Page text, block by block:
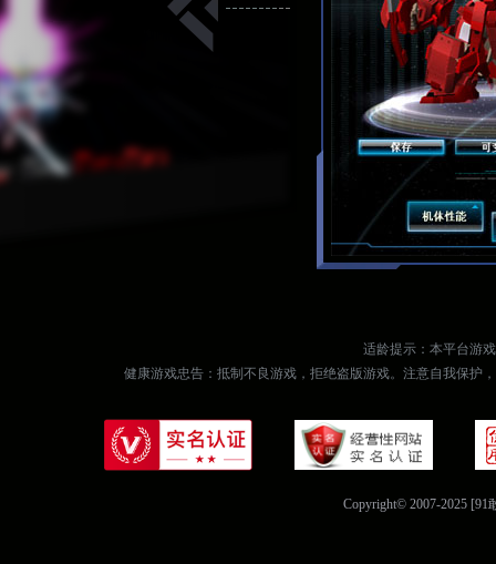
适龄提示：本平台游
健康游戏忠告：抵制不良游戏，拒绝盗版游戏。注意自我保护
Copyright© 2007-2025 [91